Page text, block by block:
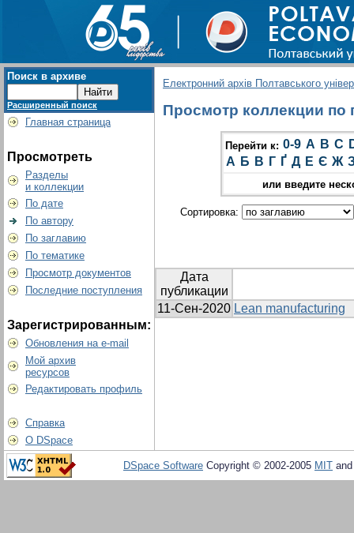
Поиск в архиве
Расширенный поиск
Главная страница
Просмотреть
Разделы
и коллекции
По дате
По автору
По заглавию
По тематике
Просмотр документов
Последние поступления
Зарегистрированным:
Обновления на e-mail
Мой архив
ресурсов
Редактировать профиль
Справка
О DSpace
Електронний архів Полтавського
Просмотр коллекции по
Перейти к: 0-9 A B C
А Б В Г Ґ Д Е Є Ж
или введите
Сортировка:
Дата
публикации
11-Сен-2020 Lean manufacturing
DSpace Software Copyright © 2002-2005 MIT